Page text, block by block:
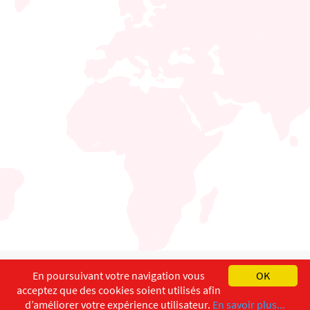
English Français
Copyright ©ISEC-AdW Impressum
OK
En poursuivant votre navigation vous
acceptez que des cookies soient utilisés afin
d’améliorer votre expérience utilisateur. En savoir plus...